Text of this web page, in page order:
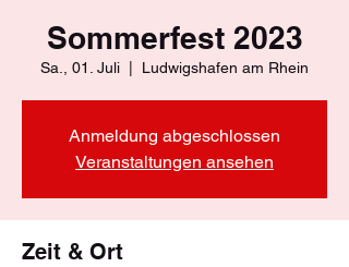
Sommerfest 2023
Sa., 01. Juli Ludwigshafen am Rhein
Anmeldung abgeschlossen
Veranstaltungen ansehen
Zeit & Ort